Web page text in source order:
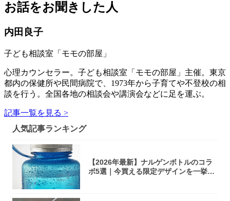
お話をお聞きした人
内田良子
子ども相談室「モモの部屋」
心理カウンセラー。子ども相談室「モモの部屋」主催。東京
都内の保健所や民間病院で、1973年から子育てや不登校の相
談を行う。全国各地の相談会や講演会などに足を運ぶ。
記事一覧を見る >
人気記事ランキング
【2026年最新】ナルゲンボトルのコラ
ボ5選｜今買える限定デザインを一挙紹